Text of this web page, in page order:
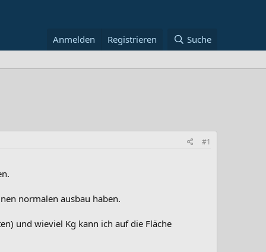
Anmelden Registrieren Suche
#1
normalen ausbau haben.
und wieviel Kg kann ich auf die Fläche